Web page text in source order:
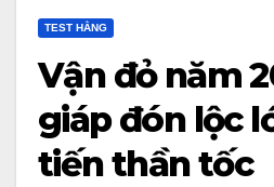
TEST HẰNG
Vận đỏ năm
giáp đón lộc
tiến thần tốc